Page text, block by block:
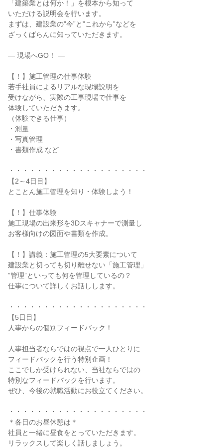
「建築業とは何か！」を根本から知って
いただける説明会を行います。
まずは、建設業の”今”と”これから”などを
ざっくばらんに知っていただきます。
― 現場へGO！ ―
【！】施工管理の仕事体験
若手社員によるリアルな現場説明を
受けながら、実際の工事現場で仕事を
体験していただきます。
（体験できる仕事）
・測量
・写真管理
・書類作成 など
・・・・・・・・・・・・・・・・・・・・
【2～4日目】
とことん施工管理を知り・体験しよう！
【！】仕事体験
施工現場の出来形を3Dスキャナーで測量し
お客様向けの図面や書類を作成。
【！】講義：施工管理の5大要素について
建設業と切っても切り離せない「施工管理」
”管理”といっても何を管理しているの？
仕事について詳しくお話しします。
・・・・・・・・・・・・・・・・・・・・
【5日目】
人事からの個別フィードバック！
人事担当者ならではの視点で一人ひとりに
フィードバックを行う特別企画！
ここでしか受けられない、当社ならではの
特別なフィードバックを行います。
ぜひ、今後の就職活動にお役立てください。
・・・・・・・・・・・・・・・・・・・・
＊各日のお昼休憩は＊
社員と一緒に昼食をとっていただきます。
リラックスして楽しく話しましょう。